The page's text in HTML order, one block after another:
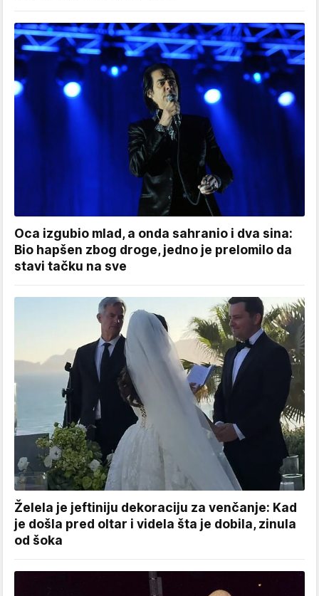
Oca izgubio mlad, a onda sahranio i dva sina:
Bio hapšen zbog droge, jedno je prelomilo da
stavi tačku na sve
Želela je jeftiniju dekoraciju za venčanje: Kad
je došla pred oltar i videla šta je dobila, zinula
od šoka